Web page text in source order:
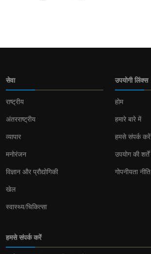
सेवा
राष्ट्रीय
अंतरराष्ट्रीय
व्यापार
मनोरंजन
विज्ञान और प्रौद्योगिकी
खेल
स्वास्थ्य/चिकित्सा
उपयोगी लिंक्स
होम
हमारे बारे में
हमसे संपर्क करें
उपयोग की शर्तें
गोपनीयता नीति
हमसे संपर्क करें